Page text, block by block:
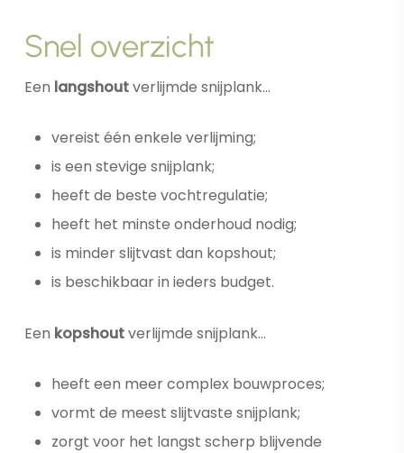
Snel overzicht
Een langshoutverlijmde snijplank…
vereist één enkele verlijming;
is een stevige snijplank;
heeft de beste vochtregulatie;
heeft het minste onderhoud nodig;
is minder slijtvast dan kopshout;
is beschikbaar in ieders budget.
Een kopshoutverlijmde snijplank…
heeft een meer complex bouwproces;
vormt de meest slijtvaste snijplank;
zorgt voor het langst scherp blijvende